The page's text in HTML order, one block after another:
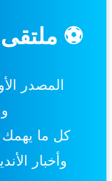
⚽ ملتقى
المصدر الأول
كل ما يهمك من
وأخبار